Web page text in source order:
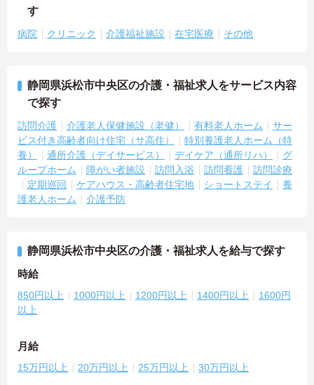
す
病院 クリニック 介護福祉施設 在宅医療 その他
静岡県浜松市中央区の介護・福祉求人をサービス内容
で探す
訪問介護 介護老人保健施設（老健） 有料老人ホーム
サー
ビス付き高齢者向け住宅（サ高住）
特別養護老人ホーム（特
養）
通所介護（デイサービス） デイケア（通所リハ）
グ
ループホーム
障がい者施設 訪問入浴 訪問看護
訪問診療
定期巡回
ケアハウス・高齢者住宅地 ショートステイ
養
護老人ホーム
介護予防
静岡県浜松市中央区の介護・福祉求人を給与で探す
時給
850円以上 1000円以上 1200円以上 1400円以上
1600円
以上
月給
15万円以上 20万円以上 25万円以上 30万円以上